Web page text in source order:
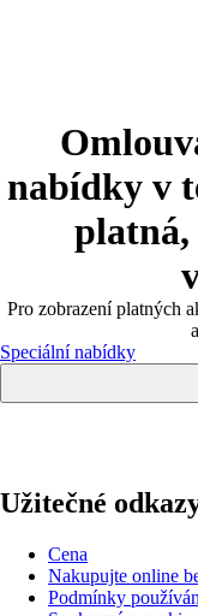
nabídky v
platná,
Pro zobrazení platných
Speciální nabídky
Užitečné
Cena
Nakupujte online
Podmínky